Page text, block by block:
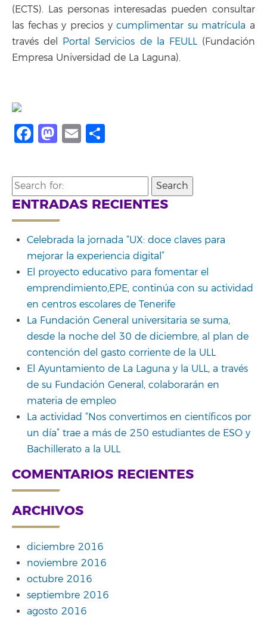
(ECTS). Las personas interesadas pueden consultar
las fechas y precios ycumplimentar su matrícula a
través del Portal Servicios de la FEULL (Fundación
Empresa Universidad de La Laguna).
Facebook
Mastodon
Email
Search
for:
ENTRADAS RECIENTES
Celebrada la jornada “UX: doce claves para
mejorar la experiencia digital”
El proyecto educativo para fomentar el
emprendimiento,EPE, continúa con su actividad
en centros escolares de Tenerife
La Fundación General universitaria se suma,
desde la noche del 30 de diciembre, al plan de
contención del gasto corriente de la ULL
El Ayuntamiento de La Laguna y la ULL, a través
de su Fundación General, colaborarán en
materia de empleo
La actividad “Nos convertimos en científicos por
un día” trae a más de 250 estudiantes de ESO y
Bachillerato a la ULL
COMENTARIOS RECIENTES
ARCHIVOS
diciembre 2016
noviembre 2016
octubre 2016
septiembre 2016
agosto 2016